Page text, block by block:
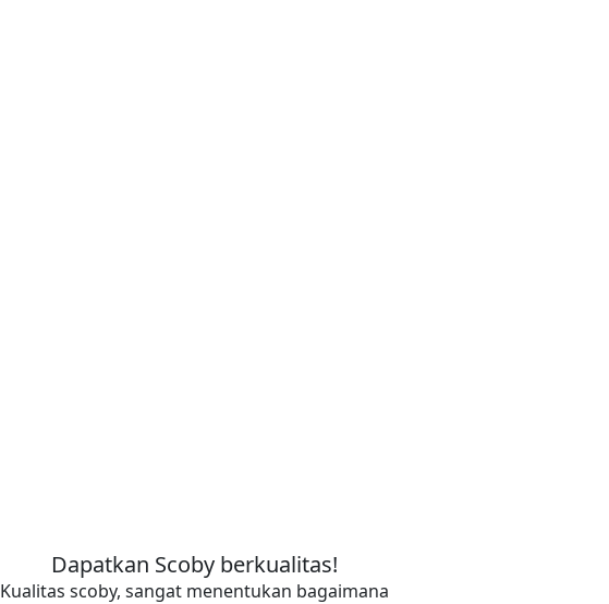
Dapatkan Scoby berkualitas!
Kualitas scoby, sangat menentukan bagaimana